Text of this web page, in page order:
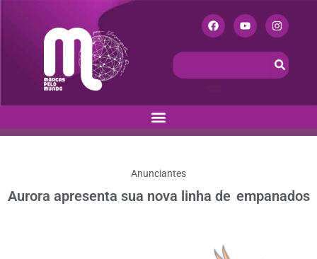
Anunciantes
Aurora apresenta sua nova linha de empanados